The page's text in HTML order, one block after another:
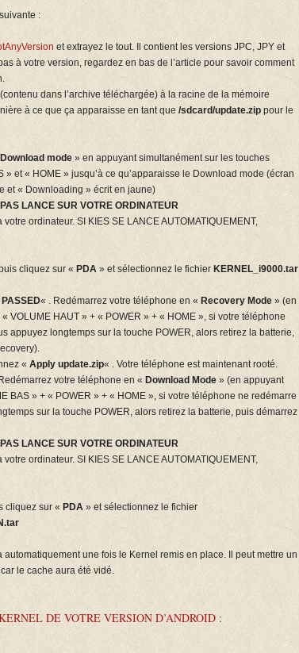
:
et extrayez le tout. Il contient les versions JPC, JPY et
à votre version, regardez en bas de l’article pour savoir comment
dans l’archive téléchargée) à la racine de la mémoire
à ce que ça apparaisse en tant que /sdcard/update.zip pour le
Download mode » en appuyant simultanément sur les touches
» et « HOME » jusqu’à ce qu’apparaisse le Download mode (écran
et « Downloading » écrit en jaune)
LANCE SUR VOTRE ORDINATEUR
votre ordinateur. SI KIES SE LANCE AUTOMATIQUEMENT,
cliquez sur « PDA » et sélectionnez le fichier KERNEL_i9000.tar
PASSED« . Redémarrez votre téléphone en « Recovery Mode » (en
VOLUME HAUT » + « POWER » + « HOME », si votre téléphone
appuyez longtemps sur la touche POWER, alors retirez la batterie,
« Apply update.zip« . Votre téléphone est maintenant rooté.
votre téléphone en « Download Mode » (en appuyant
BAS » + « POWER » + « HOME », si votre téléphone ne redémarre
sur la touche POWER, alors retirez la batterie, puis démarrez
LANCE SUR VOTRE ORDINATEUR
votre ordinateur. SI KIES SE LANCE AUTOMATIQUEMENT,
cliquez sur « PDA » et sélectionnez le fichier
une fois le Kernel remis en place. Il peut mettre un
le cache aura été vidé.
DE VOTRE VERSION D’ANDROID :